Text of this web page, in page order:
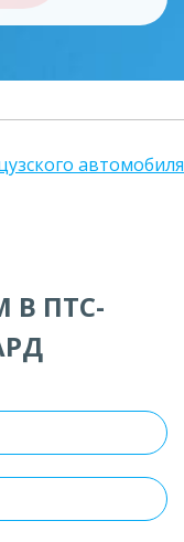
автомобиля
В ПТС-